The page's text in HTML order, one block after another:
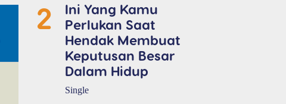
2
Ini Yang Kamu
Perlukan Saat
Hendak Membuat
Keputusan Besar
Dalam Hidup
Single